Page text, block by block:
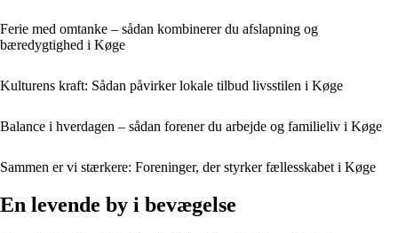
Ferie med omtanke – sådan kombinerer du afslapning og
bæredygtighed i Køge
Kulturens kraft: Sådan påvirker lokale tilbud livsstilen i Køge
Balance i hverdagen – sådan forener du arbejde og familieliv i Køge
Sammen er vi stærkere: Foreninger, der styrker fællesskabet i Køge
En levende by i bevægelse